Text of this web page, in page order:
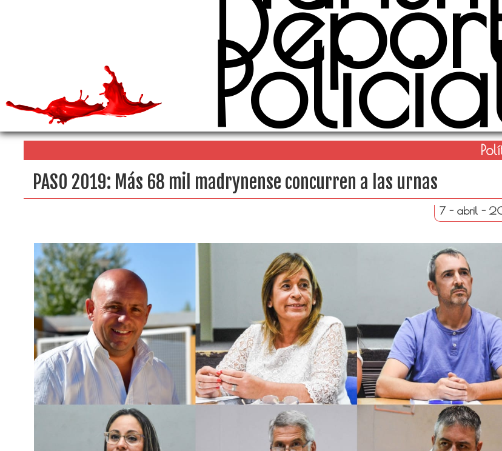
PASO 2019: Más 68 mil madrynense concurren a las urnas
7 - abril -